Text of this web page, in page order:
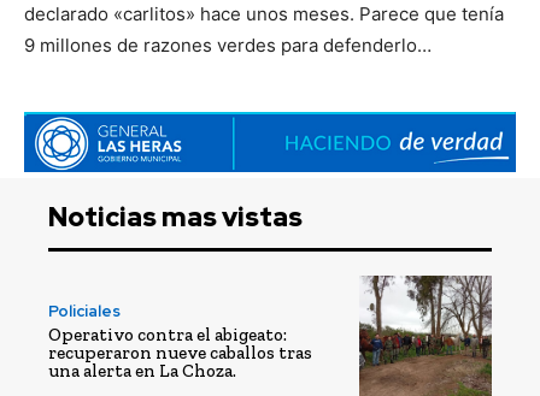
declarado «carlitos» hace unos meses. Parece que tenía
9 millones de razones verdes para defenderlo…
Noticias mas vistas
Policiales
Operativo contra el abigeato:
recuperaron nueve caballos tras
una alerta en La Choza.